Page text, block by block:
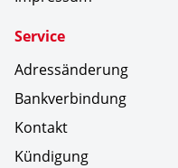
Service
Adressänderung
Bankverbindung
Kontakt
Kündigung